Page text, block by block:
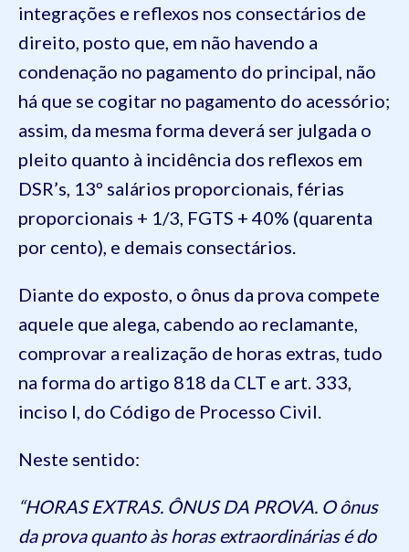
integrações e reflexos nos consectários de
direito, posto que, em não havendo a
condenação no pagamento do principal, não
há que se cogitar no pagamento do acessório;
assim, da mesma forma deverá ser julgada o
pleito quanto à incidência dos reflexos em
DSR’s, 13º salários proporcionais, férias
proporcionais + 1/3, FGTS + 40% (quarenta
por cento), e demais consectários.
Diante do exposto, o ônus da prova compete
aquele que alega, cabendo ao reclamante,
comprovar a realização de horas extras, tudo
na forma do artigo 818 da CLT e art. 333,
inciso I, do Código de Processo Civil.
Neste sentido:
“HORAS EXTRAS. ÔNUS DA PROVA. O ônus
da prova quanto às horas extraordinárias é do